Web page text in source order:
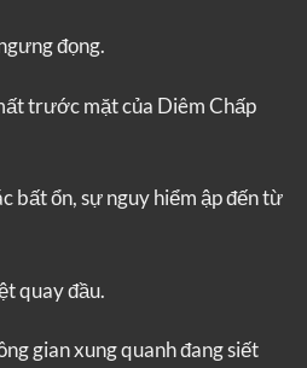
đọng.
trước mặt của Diêm Chấp
bất ổn, sự nguy hiểm ập đến từ
quay đầu.
gian xung quanh đang siết